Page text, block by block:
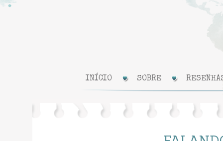
INÍCIO SOBRE